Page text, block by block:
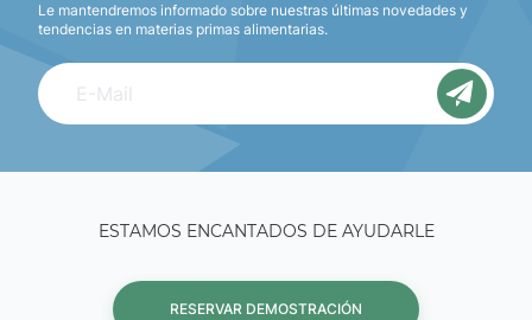
Le mantendremos informado sobre nuestras últimas novedades y
tendencias en materias primas alimentarias.
ESTAMOS ENCANTADOS DE AYUDARLE
RESERVAR DEMOSTRACIÓN